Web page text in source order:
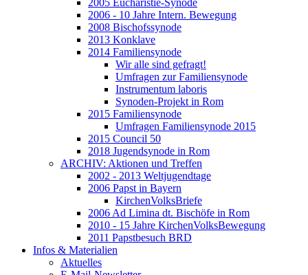
2005 Eucharistie-Synode
2006 - 10 Jahre Intern. Bewegung
2008 Bischofssynode
2013 Konklave
2014 Familiensynode
Wir alle sind gefragt!
Umfragen zur Familiensynode
Instrumentum laboris
Synoden-Projekt in Rom
2015 Familiensynode
Umfragen Familiensynode 2015
2015 Council 50
2018 Jugendsynode in Rom
ARCHIV: Aktionen und Treffen
2002 - 2013 Weltjugendtage
2006 Papst in Bayern
KirchenVolksBriefe
2006 Ad Limina dt. Bischöfe in Rom
2010 - 15 Jahre KirchenVolksBewegung
2011 Papstbesuch BRD
Infos & Materialien
Aktuelles